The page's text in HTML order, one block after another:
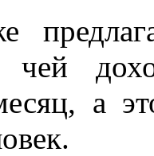
чей
а